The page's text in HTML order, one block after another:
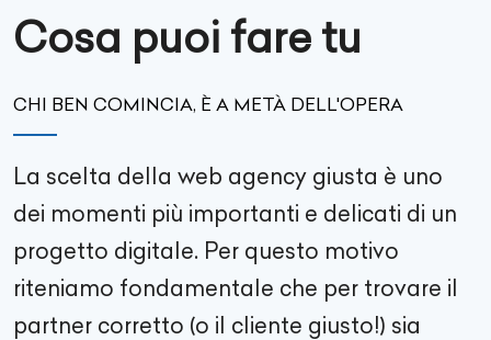
Cosa puoi fare tu
CHI BEN COMINCIA, È A METÀ DELL'OPERA
La scelta della web agency giusta è uno
dei momenti più importanti e delicati di un
progetto digitale. Per questo motivo
riteniamo fondamentale che per trovare il
partner corretto (o il cliente giusto!) sia